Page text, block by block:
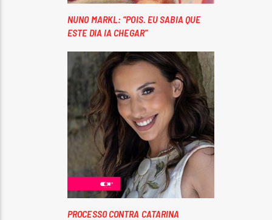
NUNO MARKL: “POIS. EU SABIA QUE
ESTE DIA IA CHEGAR”
PROCESSO CONTRA CATARINA